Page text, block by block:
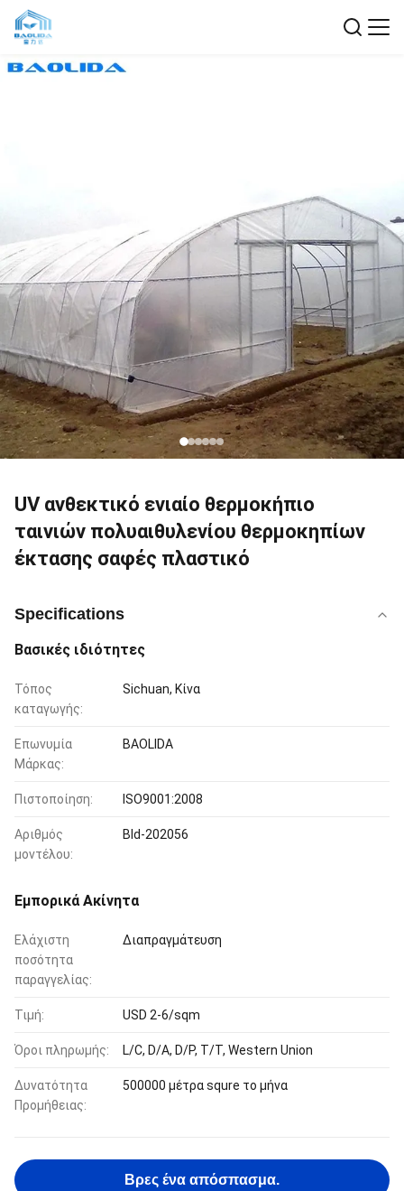
UV ανθεκτικό ενιαίο θερμοκήπιο
ταινιών πολυαιθυλενίου θερμοκηπίων
έκτασης σαφές πλαστικό
Specifications
Βασικές ιδιότητες
Τόπος
καταγωγής:
Sichuan, Κίνα
Επωνυμία
Μάρκας:
BAOLIDA
Πιστοποίηση: ISO9001:2008
Αριθμός
μοντέλου:
Bld-202056
Εμπορικά Ακίνητα
Ελάχιστη
ποσότητα
παραγγελίας:
Διαπραγμάτευση
Τιμή: USD 2-6/sqm
Όροι πληρωμής: L/C, D/A, D/P, T/T, Western Union
Δυνατότητα
Προμήθειας:
500000 μέτρα squre το μήνα
Βρες ένα απόσπασμα.